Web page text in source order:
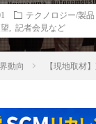
テクノロジー/製品
記者会見など
動向 【現地取材